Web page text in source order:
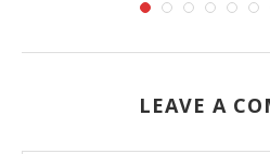
LEAVE A